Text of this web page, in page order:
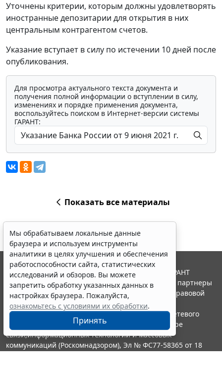
Уточнены критерии, которым должны удовлетворять
иностранные депозитарии для открытия в них
центральным контрагентом счетов.
Указание вступает в силу по истечении 10 дней после
опубликования.
Для просмотра актуального текста документа и
получения полной информации о вступлении в силу,
изменениях и порядке применения документа,
воспользуйтесь поиском в Интернет-версии системы
ГАРАНТ:
Показать все материалы
Мы обрабатываем локальные данные
браузера и используем инструменты
аналитики в целях улучшения и обеспечения
работоспособности сайта, статистических
исследований и обзоров. Вы можете
запретить обработку указанных данных в
настройках браузера. Пожалуйста,
ознакомьтесь с условиями их обработки.
Принять
© ООО "НПП "ГАРАНТ-СЕРВИС", 2026. Система ГАРАНТ
выпускается с 1990 года. Компания "Гарант" и ее партнеры
являются участниками Российской ассоциации правовой
информации ГАРАНТ.
Портал ГАРАНТ.РУ зарегистрирован в качестве сетевого
издания Федеральной службой по надзору в сфере
связи,информационных технологий и массовых
коммуникаций (Роскомнадзором), Эл № ФС77-58365 от 18